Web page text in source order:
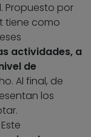
Propuesto por
tiene como
actividades, a
de
Al final, de
los
Este